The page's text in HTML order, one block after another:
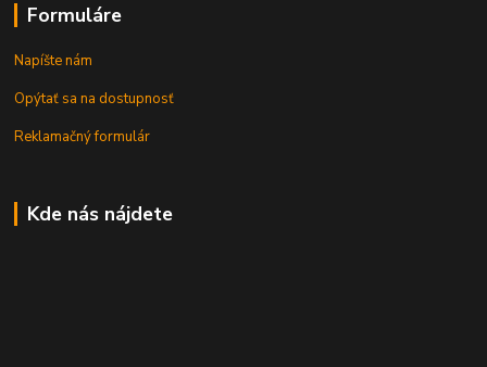
Formuláre
Napíšte nám
Opýtať sa na dostupnosť
Reklamačný formulár
Kde nás nájdete